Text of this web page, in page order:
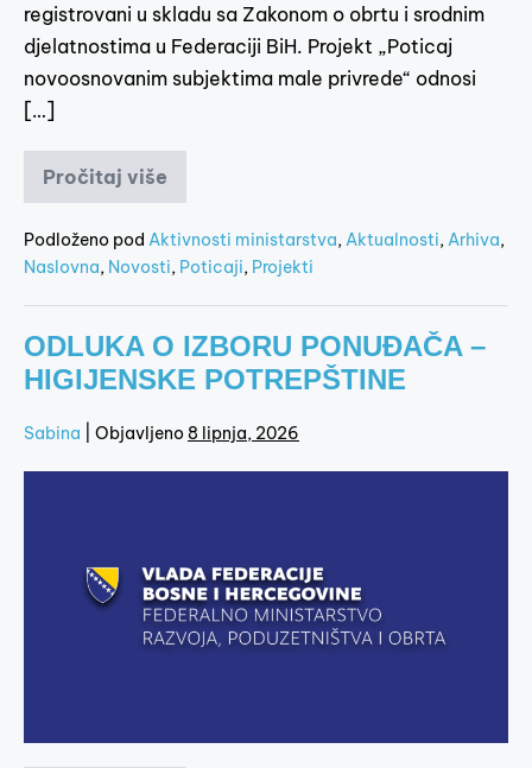
registrovani u skladu sa Zakonom o obrtu i srodnim
djelatnostima u Federaciji BiH. Projekt „Poticaj
novoosnovanim subjektima male privrede“ odnosi
[…]
Pročitaj više
Podloženo pod Aktivnosti ministarstva,Aktualnosti,Arhiva,
Naslovna, Novosti, Poticaji, Projekti
ODLUKA O IZBORU PONUĐAČA –
HIGIJENSKE POTREPŠTINE
Sabina Objavljeno 8 lipnja, 2026